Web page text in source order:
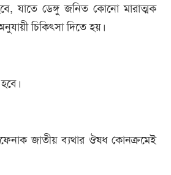
যাতে ডেঙ্গু জনিত কোনো মারাত্মক
চিকিৎসা দিতে হয়।
জাতীয় ব্যথার ঔষধ কোনক্রমেই